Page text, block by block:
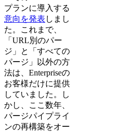
プランに導入する
意向を発表 しまし
た。これまで、
「URL別のパー
ジ」と「すべての
パージ」以外の方
法は、Enterpriseの
お客様だけに提供
していました。し
かし、ここ数年、
パージパイプライ
ンの再構築をオー